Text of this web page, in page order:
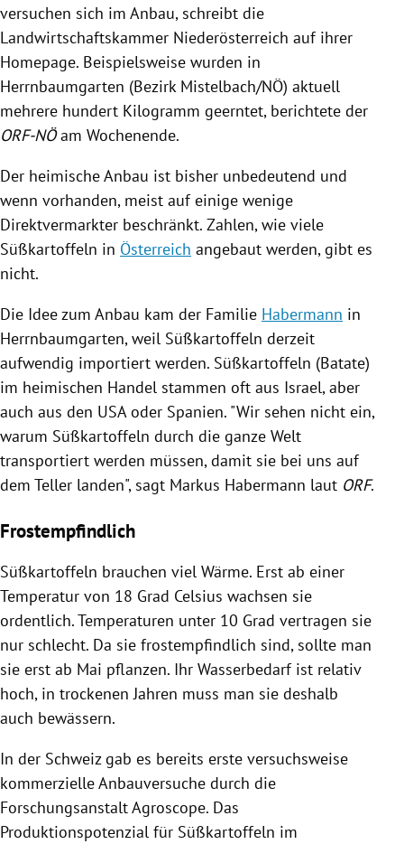
versuchen sich im Anbau, schreibt die
Landwirtschaftskammer Niederösterreich auf ihrer
Homepage. Beispielsweise wurden in
Herrnbaumgarten (Bezirk Mistelbach/NÖ) aktuell
mehrere hundert Kilogramm geerntet, berichtete der
ORF-NÖam Wochenende.
Der heimischeAnbau ist bisher unbedeutend und
wenn vorhanden, meist auf einige wenige
Direktvermarkter beschränkt. Zahlen, wie viele
Süßkartoffeln in Österreich angebaut werden, gibt es
nicht.
Die Idee zum Anbau kam der Familie Habermann in
Herrnbaumgarten, weil Süßkartoffeln derzeit
aufwendig importiert werden. Süßkartoffeln (Batate)
im heimischen Handel stammen oft aus Israel, aber
auch aus den USAoder Spanien. "Wir sehen nicht ein,
warum Süßkartoffeln durch die ganze Welt
transportiert werden müssen, damit sie bei uns auf
dem Teller landen", sagt Markus Habermann laut ORF.
Frostempfindlich
Süßkartoffeln brauchen viel Wärme. Erst ab einer
Temperatur von 18 Grad Celsius wachsen sie
ordentlich. Temperaturen unter 10 Grad vertragen sie
nur schlecht. Da sie frostempfindlich sind, sollte man
sie erst ab Mai pflanzen. Ihr Wasserbedarf ist relativ
hoch, in trockenen Jahren muss man sie deshalb
auch bewässern.
In der Schweizgab es bereits erste versuchsweise
kommerzielle Anbauversuche durch die
Forschungsanstalt Agroscope. Das
Produktionspotenzial für Süßkartoffeln im